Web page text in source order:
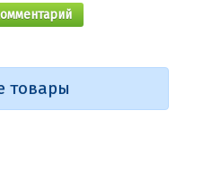
товары